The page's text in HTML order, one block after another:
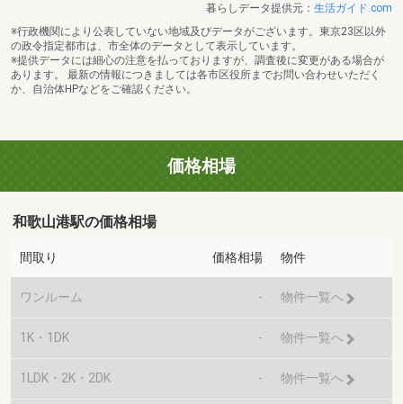
暮らしデータ提供元： 生活ガイド.com
※行政機関により公表していない地域及びデータがございます。東京23区以外
の政令指定都市は、市全体のデータとして表示しています。
※提供データには細心の注意を払っておりますが、調査後に変更がある場合が
あります。 最新の情報につきましては各市区役所までお問い合わせいただく
か、自治体HPなどをご確認ください。
価格相場
和歌山港駅の価格相場
間取り 価格相場 物件
ワンルーム - 物件一覧へ
1K・1DK - 物件一覧へ
1LDK・2K・2DK - 物件一覧へ